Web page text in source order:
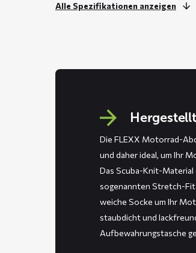
Alle Spezifikationen anzeigen
Die FLEXX Motorrad-
und daher ideal, um Ihr
Das Scuba-Knit-Material
sogenannten Stretch-Fit
weiche Socke um Ihr
staubdicht und
Aufbewahrungstasche